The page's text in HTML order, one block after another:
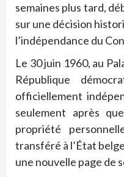
semaines plus tard,
sur une décision
l’indépendance du
Le 30 juin 1960, au
République
officiellement
seulement après
propriété
transféré à l’État
une nouvelle page de